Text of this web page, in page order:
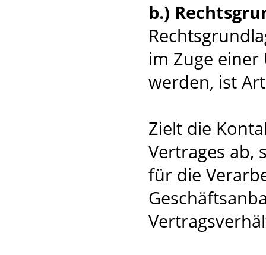
b.)
im Zuge
werden, ist
Zielt die
Vertrages ab,
für die